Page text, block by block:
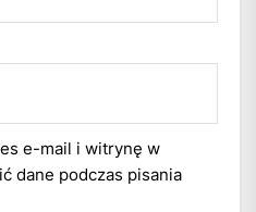
e-mail i witrynę w
dane podczas pisania